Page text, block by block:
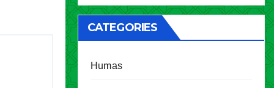
CATEGORIES
Humas